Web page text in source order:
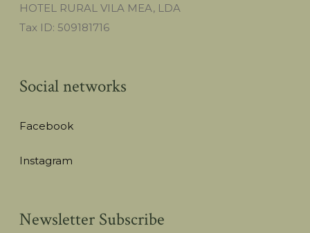
HOTEL RURAL VILA MEA, LDA
Tax ID: 509181716
Social networks
Facebook
Instagram
Newsletter Subscribe